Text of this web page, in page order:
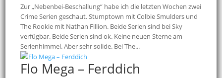
Zur „Nebenbei-Beschallung“ habe ich die letzten Wochen zwei
Crime Serien geschaut. Stumptown mit Colbie Smulders und
The Rookie mit Nathan Fillion. Beide Serien sind bei Sky
verfügbar. Beide Serien sind ok. Keine neuen Sterne am
Serienhimmel. Aber sehr solide. Bei The...
Flo Mega – Ferddich